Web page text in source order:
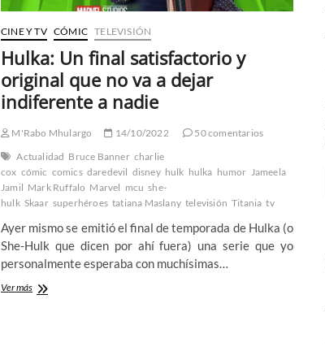
CINE Y TV CÓMIC TELEVISIÓN
Hulka: Un final satisfactorio y
original que no va a dejar
indiferente a nadie
M'Rabo Mhulargo 14/10/2022
50 comentarios
Actualidad Bruce Banner charlie
cox cómic comics daredevil disney hulk hulka humor Jameela
Jamil Mark Ruffalo Marvel mcu she-
hulk Skaar superhéroes tatiana Maslany televisión Titania tv
Ayer mismo se emitió el final de temporada de Hulka (o
She-Hulk que dicen por ahí fuera) una serie que yo
personalmente esperaba con muchísimas…
Ver másHulka: